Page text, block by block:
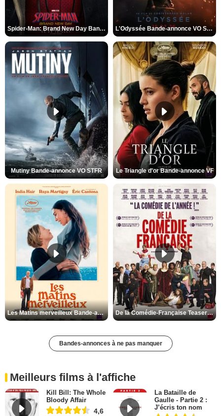
Spider-Man: Brand New Day Bande-annonce VO STFR L'Odyssée Bande-annonce VO STFR
Mutiny Bande-annonce VO STFR Le Triangle d'or Bande-annonce VF
Les Matins merveilleux Bande-annonce VF De la Comédie-Française Teaser VF
Bandes-annonces à ne pas manquer
Meilleurs films à l'affiche
Kill Bill: The Whole
Bloody Affair
4,6
La Bataille de
Gaulle - Partie 2 :
J’écris ton nom